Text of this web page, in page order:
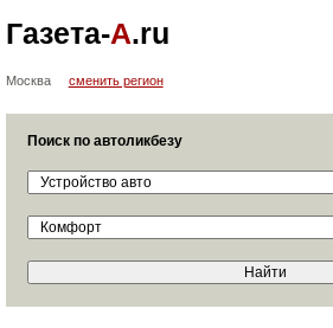
Газета-А.ru
Москва сменить регион
Поиск по автоликбезу